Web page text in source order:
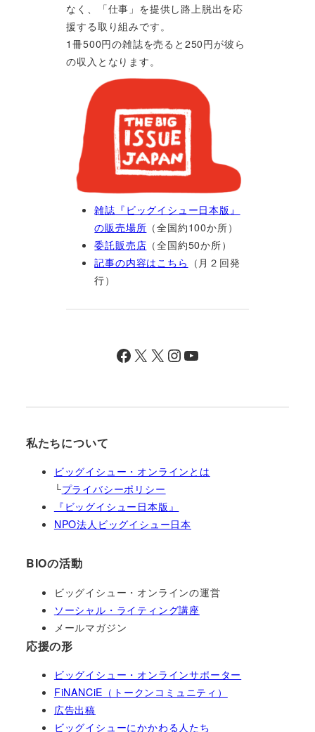
なく、「仕事」を提供し路上脱出を応
援する取り組みです。
1冊500円の雑誌を売ると250円が彼ら
の収入となります。
雑誌『ビッグイシュー日本版』
の販売場所 （全国約100か所）
委託販売店 （全国約50か所）
記事の内容はこちら （月２回発
行）
Facebook X X InstagramYouTube
私たちについて
ビッグイシュー・オンラインとは
└プライバシーポリシー
『ビッグイシュー日本版』
NPO法人ビッグイシュー日本
BIOの活動
ビッグイシュー・オンラインの運営
ソーシャル・ライティング講座
メールマガジン
応援の形
ビッグイシュー・オンラインサポーター
FiNANCiE（トークンコミュニティ）
広告出稿
ビッグイシューにかかわる人たち